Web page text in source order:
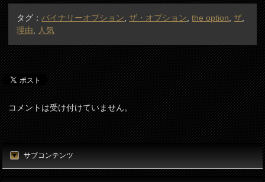
タグ： バイナリーオプション ,ザ・オプション ,the option ,ザ
理由
人気
コメントは受け付けていません。
サブコンテンツ